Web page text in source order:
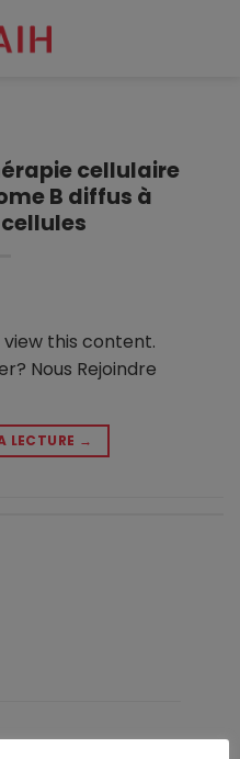
cellulaire
B diffus à
this content.
Nous Rejoindre
LECTURE →